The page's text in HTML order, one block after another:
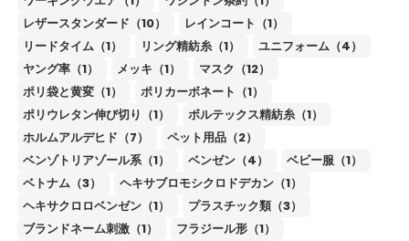
レザースタンダード（10）
レインコート（1）
リードタイム（1）
リング精紡糸（1）
ユニフォーム（4）
ヤング率（1）
メッキ（1）
マスク（12）
ポリ袋と黄変（1）
ポリカーボネート（1）
ポリウレタン伸び切り（1）
ボルテックス精紡糸（1）
ホルムアルデヒド（7）
ペット用品（2）
ベンゾトリアゾール系（1）
ベンゼン（4）
ベビー服（1）
ベトナム（3）
ヘキサブロモシクロドデカン（1）
ヘキサクロロベンゼン（1）
プラスチック類（3）
ブランドネーム刺激（1）
フラジール形（1）